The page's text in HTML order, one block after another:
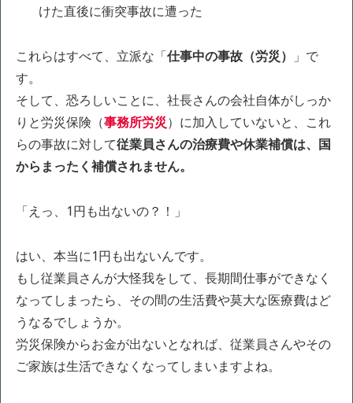
けた直後に衝突事故に遭った
これらはすべて、立派な「仕事中の事故（労災）
」で
す。
そして、恐ろしいことに、社長さんの会社自体がしっか
りと労災保険（事務所労災）に加入していないと、これ
らの事故に対して従業員さんの治療費や休業補償は、国
からまったく補償されません。
「えっ、1円も出ないの？！」
はい、本当に1円も出ないんです。
もし従業員さんが大怪我をして、長期間仕事ができなく
なってしまったら、その間の生活費や莫大な医療費はど
うなるでしょうか。
労災保険からお金が出ないとなれば、従業員さんやその
ご家族は生活できなくなってしまいますよね。